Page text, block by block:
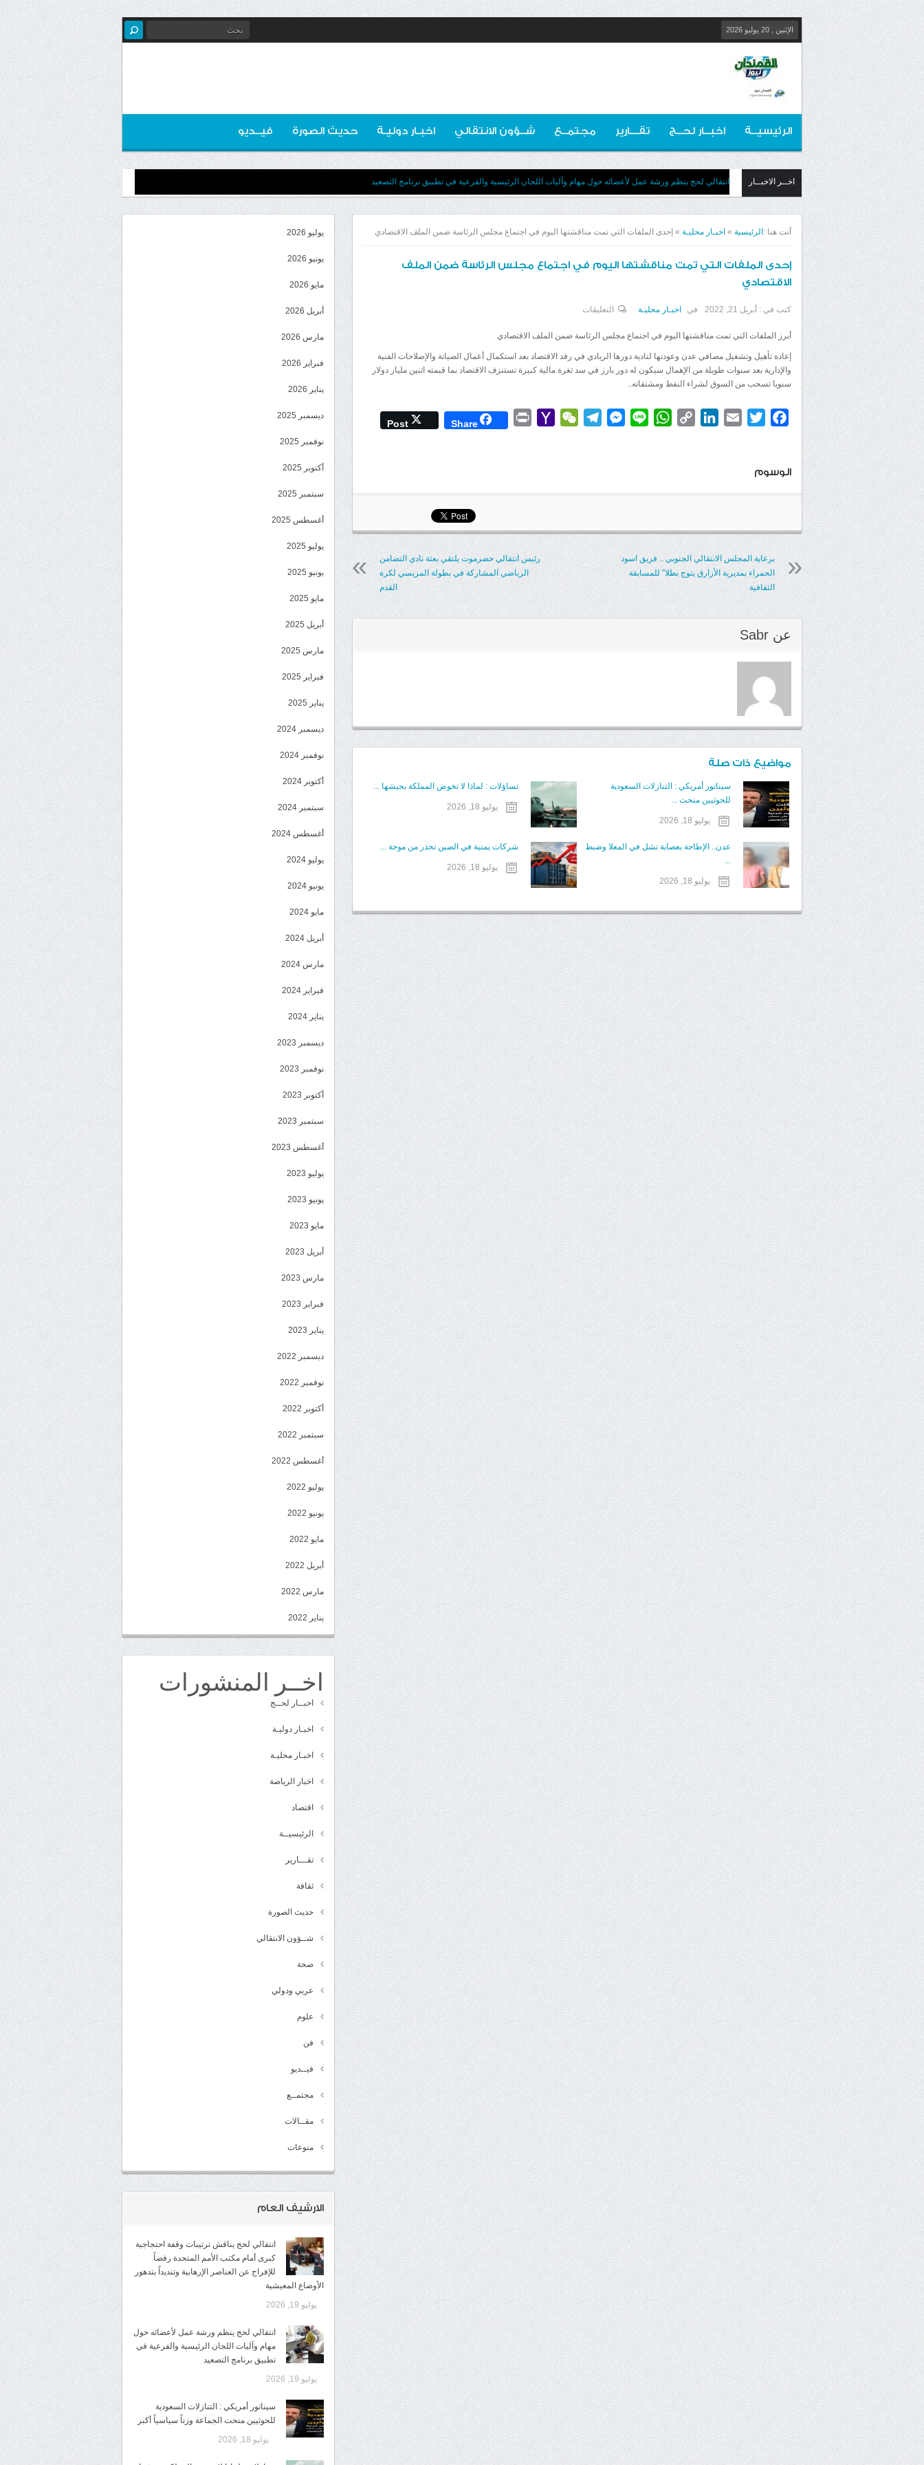
الإثنين , 20 يوليو 2026
الرئيسيــة اخبــار لحــج تقـــارير مجتمــع شــؤون الانتقالي اخبـار دوليـة حديث الصورة فيــديو
اخــر الاخبــار انتقالي لحج ينظم ورشة عمل لأعضائه حول مهام وآليات اللجان الرئيسية والفرعية في تطبيق برنامج التصعيد
أنت هنا : الرئيسية » اخبـار محليـة » إحدى الملفات التي تمت مناقشتها اليوم في اجتماع مجلس الرئاسة ضمن الملف الاقتصادي
إحدى الملفات التي تمت مناقشتها اليوم في اجتماع مجلس الرئاسة ضمن الملف
الاقتصادي
كتب في : أبريل 21, 2022 في اخبـار محليـة التعليقات
الملفات
التي
اليوم
في
الاقتصادي
أبرز الملفات التي تمت مناقشتها اليوم في اجتماع مجلس الرئاسة ضمن الملف الاقتصادي
إعادة تأهيل وتشغيل مصافي عدن وعودتها لتادية دورها الريادي في رفد الاقتصاد بعد استكمال أعمال الصيانة والإصلاحات الفنية
والإدارية بعد سنوات طويلة من الإهمال سيكون له دور بارز في سد ثغرة مالية كبيرة تستنزف الاقتصاد بما قيمته اثنين مليار دولار
سنويا تسحب من السوق لشراء النفط ومشتقاته..
Facebook
Twitter
Email
LinkedIn
Copy
WhatsApp
Line
Messenger
Telegram
WeChat
Yahoo
Print
Share
Post
الوسوم
رئيس انتقالي حضرموت يلتقي بعثة نادي التضامن
الرياضي المشاركة في بطولة المريسي لكرة
القدم
برعاية المجلس الانتقالي الجنوبي .. فريق اسود
الحمراء بمديرية الأزارق يتوج بطلا” للمسابقة
الثقافية
عن Sabr
مواضيع ذات صلة
سيناتور أمريكي : التنازلات السعودية
للحوثيين منحت ...
يوليو 18, 2026
تساؤلات : لماذا لا تخوض المملكة بجيشها ...
يوليو 18, 2026
عدن.. الإطاحة بعصابة نشل في المعلا وضبط
...
يوليو 18, 2026
شركات يمنية في الصين تحذر من موجة ...
يوليو 18, 2026
يوليو 2026
يونيو 2026
مايو 2026
أبريل 2026
مارس 2026
فبراير 2026
يناير 2026
ديسمبر 2025
نوفمبر 2025
أكتوبر 2025
سبتمبر 2025
أغسطس 2025
يوليو 2025
يونيو 2025
مايو 2025
أبريل 2025
مارس 2025
فبراير 2025
يناير 2025
ديسمبر 2024
نوفمبر 2024
أكتوبر 2024
سبتمبر 2024
أغسطس 2024
يوليو 2024
يونيو 2024
مايو 2024
أبريل 2024
مارس 2024
فبراير 2024
يناير 2024
ديسمبر 2023
نوفمبر 2023
أكتوبر 2023
سبتمبر 2023
أغسطس 2023
يوليو 2023
يونيو 2023
مايو 2023
أبريل 2023
مارس 2023
فبراير 2023
يناير 2023
ديسمبر 2022
نوفمبر 2022
أكتوبر 2022
سبتمبر 2022
أغسطس 2022
يوليو 2022
يونيو 2022
مايو 2022
أبريل 2022
مارس 2022
يناير 2022
اخــر المنشورات
اخبــار لحــج
اخبـار دوليـة
اخبـار محليـة
اخبار الرياضة
اقتصاد
الرئيسيــة
تقـــارير
ثقافة
حديث الصورة
شــؤون الانتقالي
صحة
عربي ودولي
علوم
فن
فيــديو
مجتمــع
مقــالات
منوعات
الارشيف العام
انتقالي لحج يناقش ترتيبات وقفة احتجاجية
كبرى أمام مكتب الأمم المتحدة رفضاً
للإفراج عن العناصر الإرهابية وتنديداً بتدهور
الأوضاع المعيشية
يوليو 19, 2026
انتقالي لحج ينظم ورشة عمل لأعضائه حول
مهام وآليات اللجان الرئيسية والفرعية في
تطبيق برنامج التصعيد
يوليو 19, 2026
سيناتور أمريكي : التنازلات السعودية
للحوثيين منحت الجماعة وزناً سياسياً أكبر
يوليو 18, 2026